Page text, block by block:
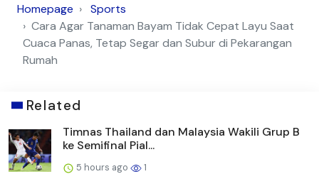
Homepage
Sports
Cara Agar Tanaman Bayam Tidak Cepat Layu Saat
Cuaca Panas, Tetap Segar dan Subur di Pekarangan
Rumah
Related
Timnas Thailand dan Malaysia Wakili Grup B
ke Semifinal Pial...
5 hours ago 1